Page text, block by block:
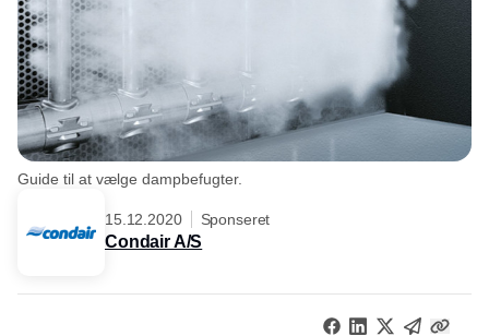
Guide til at vælge dampbefugter.
15.12.2020 Sponseret
Condair A/S